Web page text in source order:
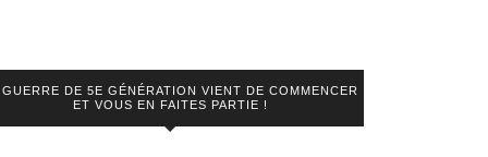
GUERRE DE 5E GÉNÉRATION VIENT DE COMMENCER
ET VOUS EN FAITES PARTIE !